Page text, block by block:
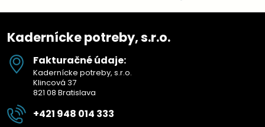
Kadernícke potreby, s.r.o.
Fakturačné údaje:
Kadernícke potreby, s.r.o.
Klincová 37
821 08 Bratislava
+421 948 014 333